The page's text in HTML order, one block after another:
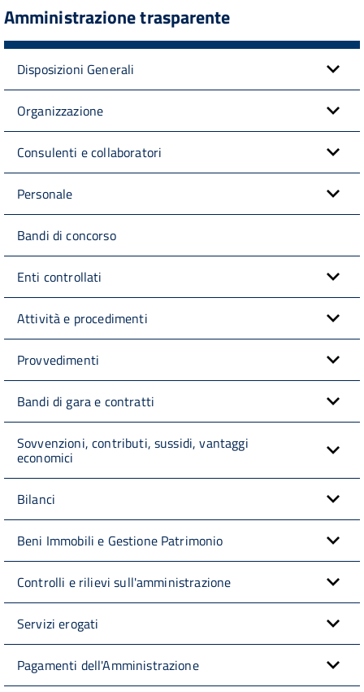
Amministrazione trasparente
Disposizioni Generali
Organizzazione
Consulenti e collaboratori
Personale
Bandi di concorso
Enti controllati
Attività e procedimenti
Provvedimenti
Bandi di gara e contratti
Sovvenzioni, contributi, sussidi, vantaggi
economici
Bilanci
Beni Immobili e Gestione Patrimonio
Controlli e rilievi sull'amministrazione
Servizi erogati
Pagamenti dell'Amministrazione